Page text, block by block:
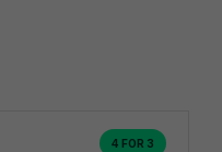
4 FOR 3